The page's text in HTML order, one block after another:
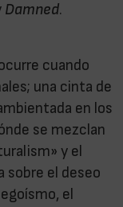
Damned.
cuando
una cinta de
en los
se mezclan
y el
sobre el deseo
el